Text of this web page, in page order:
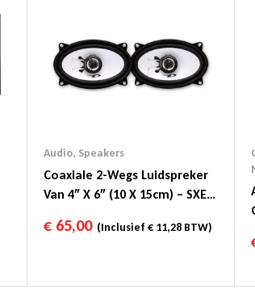
Audio, Speakers
Coaxiale 2-Wegs Luidspreker
Van 4″ X 6″ (10 X 15cm) – SXE-
€ 65,00(Inclusief€ 11,28 BTW)